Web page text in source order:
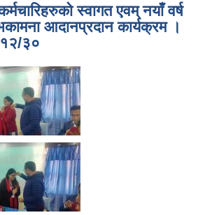
स्वागत एवम् नयाँ वर्ष
आदानप्रदान कार्यक्रम ।
३०